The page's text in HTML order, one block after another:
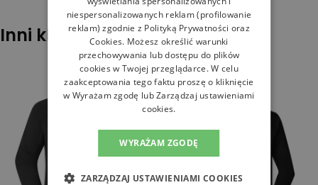
Inni klienci sprawdzali również
niespersonalizowanych reklam (profilowanie
reklam) zgodnie z Polityką Prywatności oraz
Cookies. Możesz określić warunki
przechowywania lub dostępu do plików
cookies w Twojej przeglądarce. W celu
zaakceptowania tego faktu proszę o kliknięcie
w Wyrażam zgodę lub Zarządzaj ustawieniami
cookies.
WYRAŻAM ZGODĘ
ZARZĄDZAJ USTAWIENIAMI COOKIES